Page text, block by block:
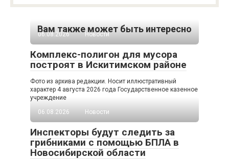
Вам также может быть интересно
06.08.2026 Новости
Комплекс-полигон для мусора
построят в Искитимском районе
Фото из архива редакции. Носит иллюстративный
характер 4 августа 2026 года Государственное казенное
учреждение
06.08.2026
Новости
Инспекторы будут следить за
грибниками с помощью БПЛА в
Новосибирской области